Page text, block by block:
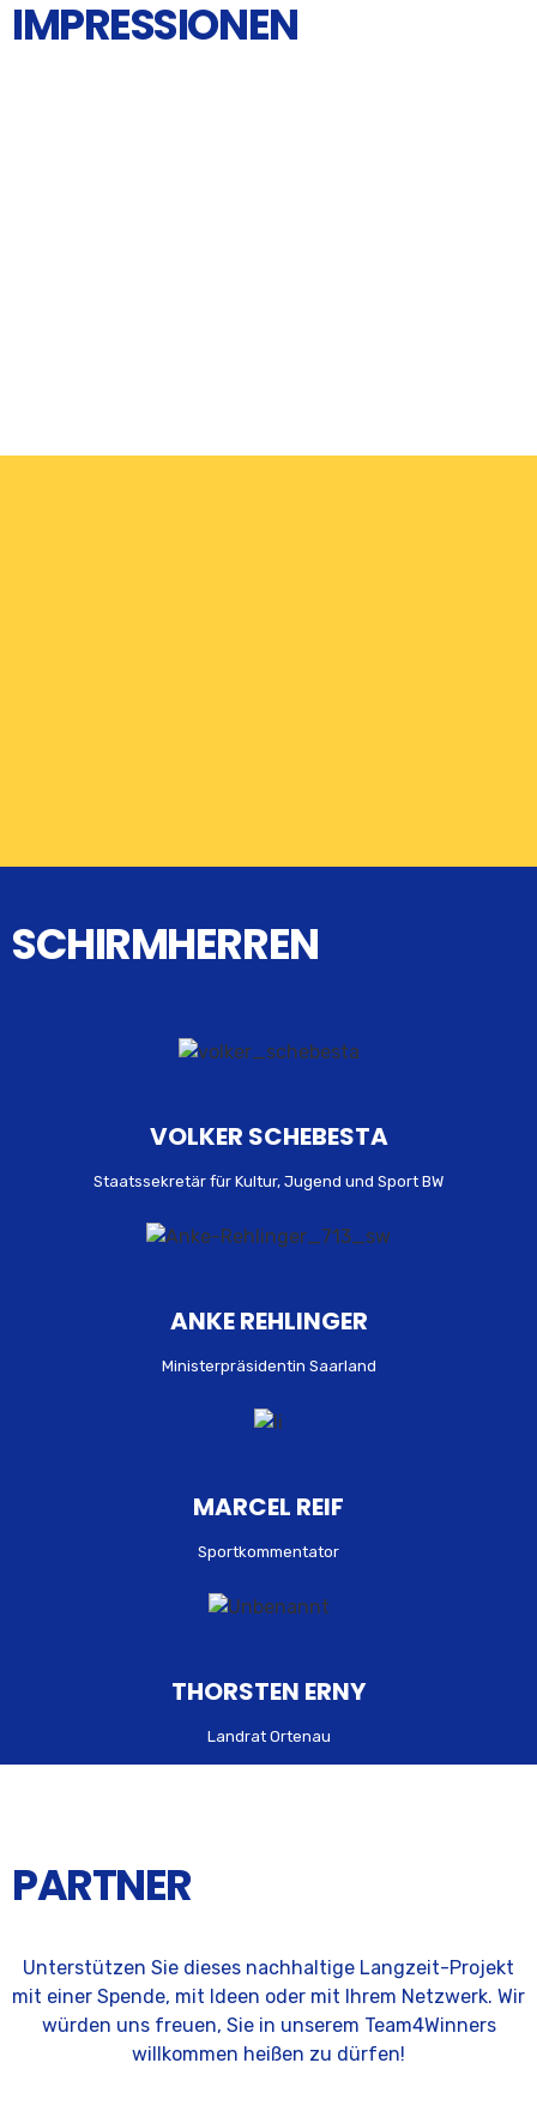
IMPRESSIONEN
SCHIRMHERREN
VOLKER SCHEBESTA
Staatssekretär für Kultur, Jugend und Sport BW
ANKE REHLINGER
Ministerpräsidentin Saarland
MARCEL REIF
Sportkommentator
THORSTEN ERNY
Landrat Ortenau
PARTNER
Unterstützen Sie dieses nachhaltige Langzeit-Projekt
mit einer Spende, mit Ideen oder mit Ihrem Netzwerk. Wir
würden uns freuen, Sie in unserem Team4Winners
willkommen heißen zu dürfen!